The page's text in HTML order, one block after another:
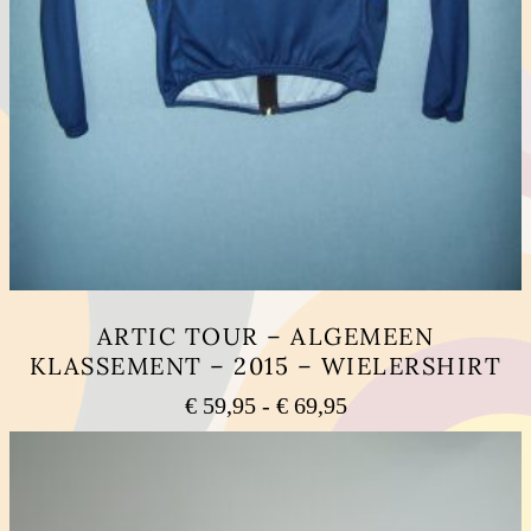
ARTIC TOUR – ALGEMEEN
KLASSEMENT – 2015 – WIELERSHIRT
€59,95 - €69,95Prijsklasse:
€ 59,95